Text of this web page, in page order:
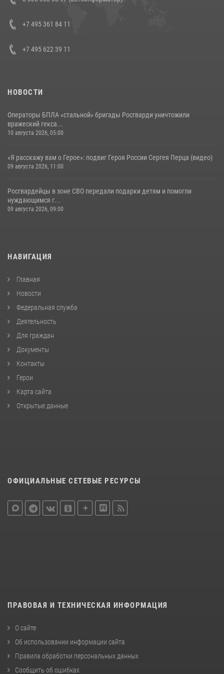
семинар по вопросам развития вневедомственной охраны
06 августа 2026, 14:47
+7 495 361 84 11
+7 495 622 39 11
НОВОСТИ
Операторы БПЛА «стальной» бригады Росгварди уничтожили
вражеский гекса...
10 августа 2026, 05:00
«Я расскажу вам о Герое»: подвиг Героя России Сергея Перца (видео)
09 августа 2026, 11:00
Росгвардейцы в зоне СВО передали подарки детям и помогли
нуждающимся г...
09 августа 2026, 09:00
НАВИГАЦИЯ
Главная
Новости
Федеральная служба
Деятельность
Для граждан
Документы
Контакты
Герои
Карта сайта
Открытые данные
ОФИЦИАЛЬНЫЕ СЕТЕВЫЕ РЕСУРСЫ
ПРАВОВАЯ И ТЕХНИЧЕСКАЯ ИНФОРМАЦИЯ
О сайте
Об использовании информации сайта
Правила обработки персональных данных
Сообщить об ошибках